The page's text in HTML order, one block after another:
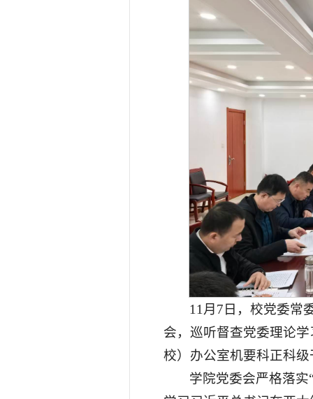
11月7日，校党委常
会， 巡听督查党委理论
校）办公室机要科正科
学院党委会严格落